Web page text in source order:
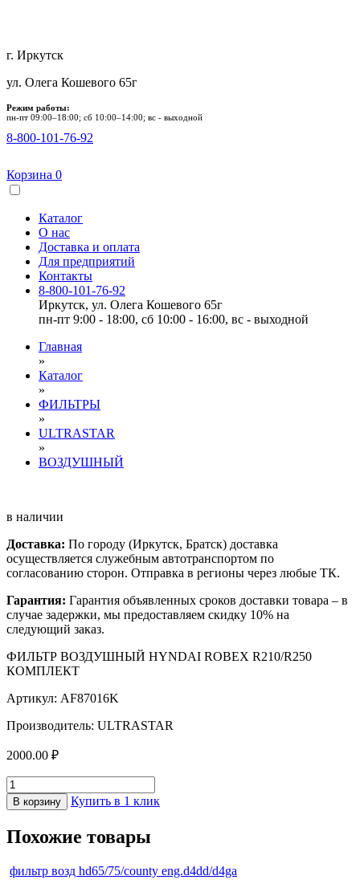
г. Иркутск
ул. Олега Кошевого 65г
Режим работы:
пн-пт 09:00–18:00; сб 10:00–14:00; вс - выходной
8-800-101-76-92
Корзина 0
Каталог
О нас
Доставка и оплата
Для предприятий
Контакты
8-800-101-76-92
Иркутск, ул. Олега Кошевого 65г
пн-пт 9:00 - 18:00, сб 10:00 - 16:00, вс - выходной
Главная
»
Каталог
»
ФИЛЬТРЫ
»
ULTRASTAR
»
ВОЗДУШНЫЙ
в наличии
Доставка: По городу (Иркутск, Братск) доставка
осуществляется служебным автотранспортом по
согласованию сторон. Отправка в регионы через любые ТК.
Гарантия: Гарантия объявленных сроков доставки товара – в
случае задержки, мы предоставляем скидку 10% на
следующий заказ.
ФИЛЬТР ВОЗДУШНЫЙ HYNDAI ROBEX R210/R250
КОМПЛЕКТ
Артикул: AF87016K
Производитель: ULTRASTAR
2000.00 ₽
В корзину Купить в 1 клик
Похожие товары
фильтр возд hd65/75/county eng.d4dd/d4ga